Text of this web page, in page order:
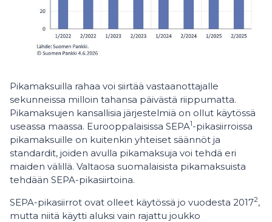
Pikamaksuilla rahaa voi siirtää vastaanottajalle
sekunneissa milloin tahansa päivästä riippumatta.
Pikamaksujen kansallisia järjestelmiä on ollut käytössä
useassa maassa. Eurooppalaisissa SEPA1-pikasiirroissa
pikamaksuille on kuitenkin yhteiset säännöt ja
standardit, joiden avulla pikamaksuja voi tehdä eri
maiden välillä. Valtaosa suomalaisista pikamaksuista
tehdään SEPA-pikasiirtoina.
SEPA-pikasiirrot ovat olleet käytössä jo vuodesta 20172,
mutta niitä käytti aluksi vain rajattu joukko